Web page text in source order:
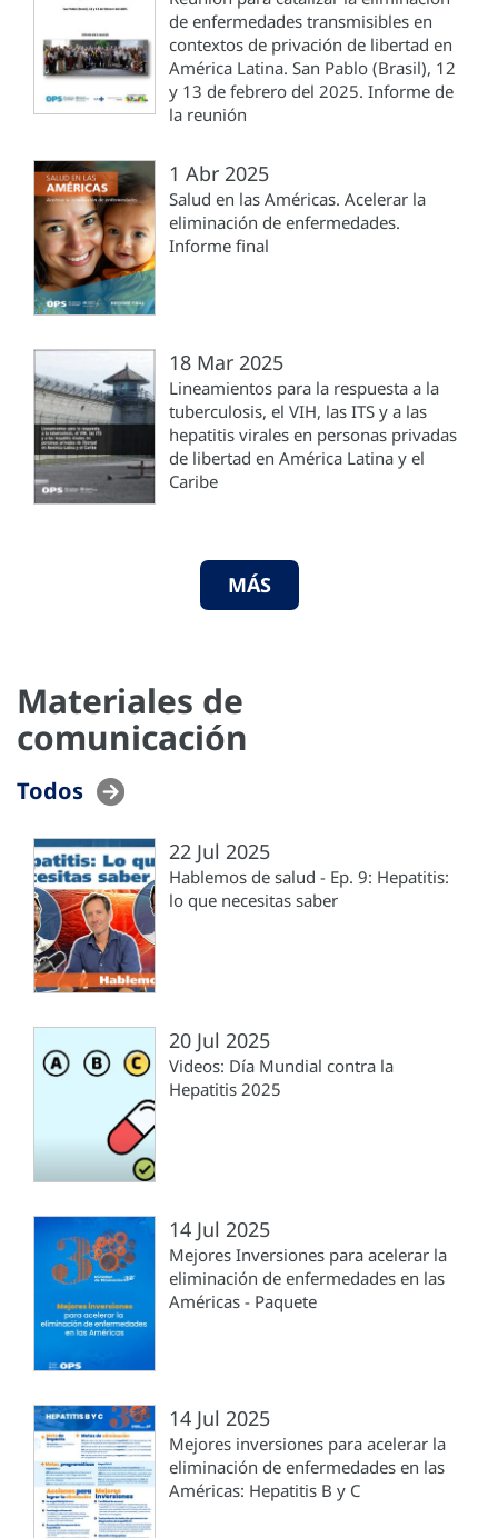
de enfermedades transmisibles en
contextos de privación de libertad en
América Latina. San Pablo (Brasil), 12
y 13 de febrero del 2025. Informe de
la reunión
1 Abr 2025
Salud en las Américas. Acelerar la
eliminación de enfermedades.
Informe final
18 Mar 2025
Lineamientos para la respuesta a la
tuberculosis, el VIH, las ITS y a las
hepatitis virales en personas privadas
de libertad en América Latina y el
Caribe
MÁS
Materiales de
comunicación
Todos
22 Jul 2025
Hablemos de salud - Ep. 9: Hepatitis:
lo que necesitas saber
20 Jul 2025
Videos: Día Mundial contra la
Hepatitis 2025
14 Jul 2025
Mejores Inversiones para acelerar la
eliminación de enfermedades en las
Américas - Paquete
14 Jul 2025
Mejores inversiones para acelerar la
eliminación de enfermedades en las
Américas: Hepatitis B y C